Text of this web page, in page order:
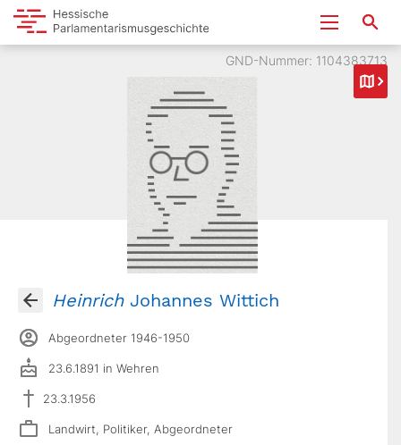
GND-Nummer: 1104383713
HeinrichJohannes Wittich
Abgeordneter 1946-1950
23.6.1891 in Wehren
23.3.1956
Landwirt, Politiker, Abgeordneter